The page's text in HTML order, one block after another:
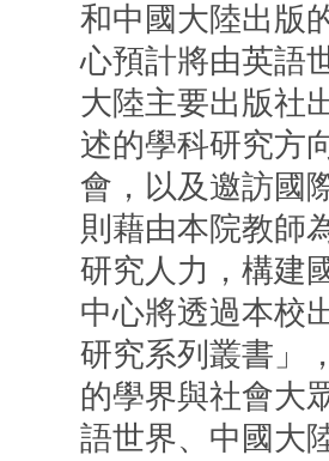
和中國大陸出版
心預計將由英語
大陸主要出版社
述的學科研究方
會，以及邀訪國
則藉由本院教師
研究人力，構建
中心將透過本校
研究系列叢書」
的學界與社會大
語世界、中國大